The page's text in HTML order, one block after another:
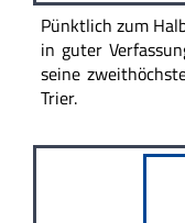
Pünktlich zum
in guter
seine
Trier.